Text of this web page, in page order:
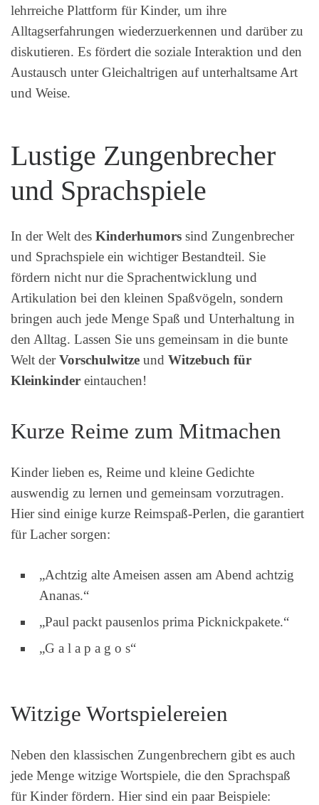
lehrreiche Plattform für Kinder, um ihre
Alltagserfahrungen wiederzuerkennen und darüber zu
diskutieren. Es fördert die soziale Interaktion und den
Austausch unter Gleichaltrigen auf unterhaltsame Art
und Weise.
Lustige Zungenbrecher
und Sprachspiele
In der Welt des Kinderhumors sind Zungenbrecher
und Sprachspiele ein wichtiger Bestandteil. Sie
fördern nicht nur die Sprachentwicklung und
Artikulation bei den kleinen Spaßvögeln, sondern
bringen auch jede Menge Spaß und Unterhaltung in
den Alltag. Lassen Sie uns gemeinsam in die bunte
Welt derVorschulwitze und Witzebuch für
Kleinkinder eintauchen!
Kurze Reime zum Mitmachen
Kinder lieben es, Reime und kleine Gedichte
auswendig zu lernen und gemeinsam vorzutragen.
Hier sind einige kurze Reimspaß-Perlen, die garantiert
für Lacher sorgen:
„Achtzig alte Ameisen assen am Abend achtzig
Ananas.“
„Paul packt pausenlos prima Picknickpakete.“
„G a l a p a g o s“
Witzige Wortspielereien
Neben den klassischen Zungenbrechern gibt es auch
jede Menge witzige Wortspiele, die den Sprachspaß
für Kinder fördern. Hier sind ein paar Beispiele: